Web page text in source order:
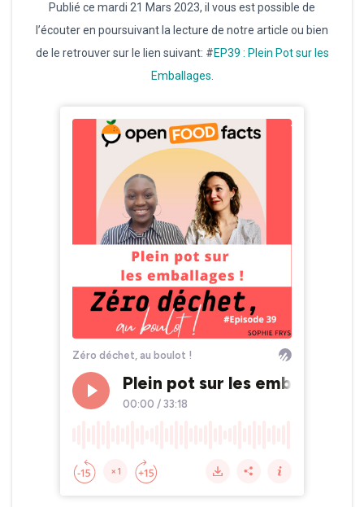
Publié ce mardi 21 Mars 2023, il vous est possible de
l’écouter en poursuivant la lecture de notre article ou bien
de le retrouver sur le lien suivant: #EP39 : Plein Pot sur les
Emballages